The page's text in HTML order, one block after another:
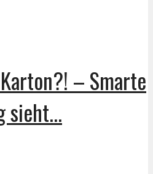
– Smarte
sieht...